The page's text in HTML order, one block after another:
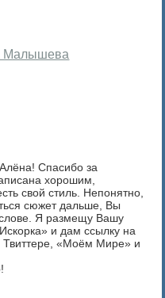
Малышева
Спасибо за
хорошим,
свой стиль. Непонятно,
сюжет дальше, Вы
Я размещу Вашу
и дам ссылку на
Твиттере, «Моём Мире» и